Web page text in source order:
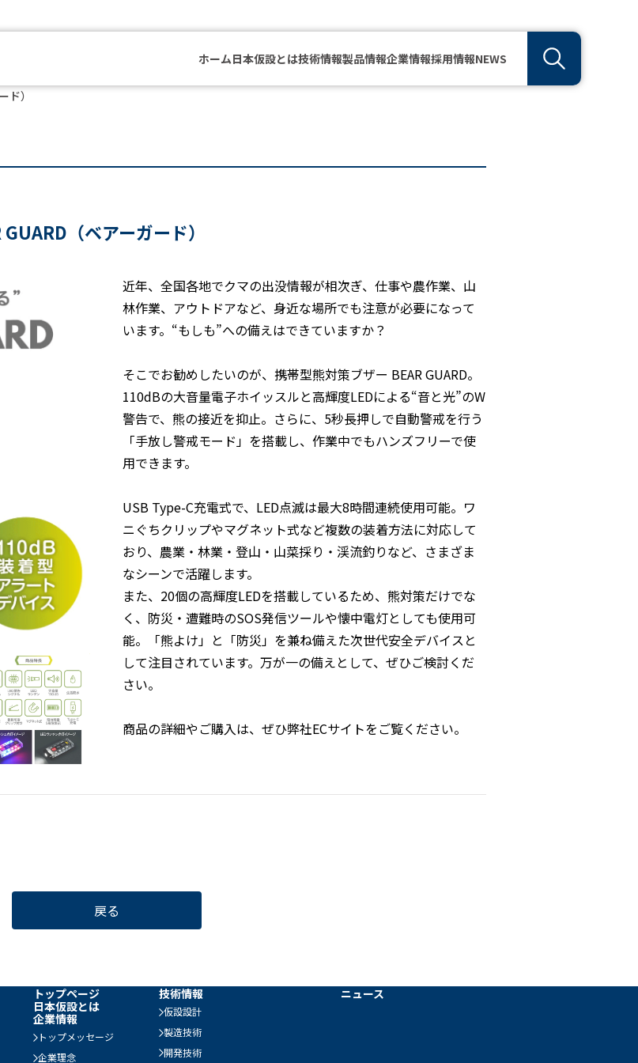
ホーム日本仮設とは技術情報製品情報企業情報採用情報NEWS
）
（ベアーガード）
近年、全国各地でクマの出没情報が相次ぎ、仕事や農作業、山
林作業、アウトドアなど、身近な場所でも注意が必要になって
います。“もしも”への備えはできていますか？
そこでお勧めしたいのが、携帯型熊対策ブザー BEAR GUARD。
110dBの大音量電子ホイッスルと高輝度LEDによる“音と光”のW
警告で、熊の接近を抑止。さらに、5秒長押しで自動警戒を行う
「手放し警戒モード」を搭載し、作業中でもハンズフリーで使
用できます。
USB Type-C充電式で、LED点滅は最大8時間連続使用可能。ワ
ニぐちクリップやマグネット式など複数の装着方法に対応して
おり、農業・林業・登山・山菜採り・渓流釣りなど、さまざま
なシーンで活躍します。
また、20個の高輝度LEDを搭載しているため、熊対策だけでな
く、防災・遭難時のSOS発信ツールや懐中電灯としても使用可
能。「熊よけ」と「防災」を兼ね備えた次世代安全デバイスと
して注目されています。万が一の備えとして、ぜひご検討くだ
さい。
商品の詳細やご購入は、ぜひ弊社ECサイトをご覧ください。
戻る
トップページ
日本仮設とは
企業情報
トップメッセージ
企業理念
技術情報
仮設設計
製造技術
開発技術
ニュース